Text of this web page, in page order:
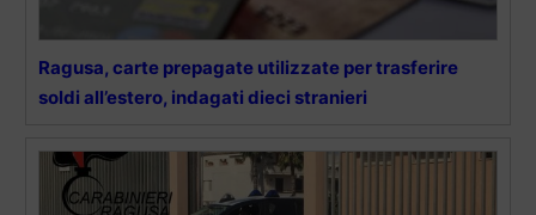
Ragusa, carte prepagate utilizzate per trasferire
soldi all’estero, indagati dieci stranieri